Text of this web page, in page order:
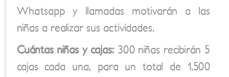
Whatsapp y llamadas motivarán a las
niñas a realizar sus actividades.
Cuántas niñas y cajas: 300 niñas recibirán 5
cajas cada una, para un total de 1,500